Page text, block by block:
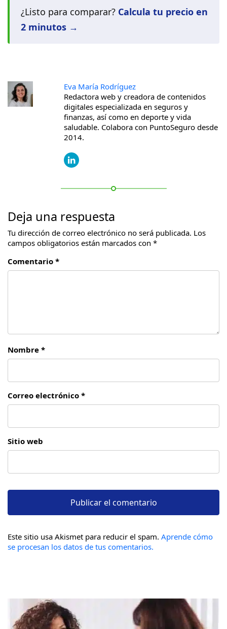
¿Listo para comparar? Calcula tu precio en
2 minutos →
Eva María Rodríguez
Redactora web y creadora de contenidos
digitales especializada en seguros y
finanzas, así como en deporte y vida
saludable. Colabora con PuntoSeguro desde
2014.
Deja una respuesta
Tu dirección de correo electrónico no será publicada. Los
campos obligatorios están marcados con *
Comentario *
Nombre *
Correo electrónico *
Sitio web
Este sitio usa Akismet para reducir el spam. Aprende cómo
se procesan los datos de tus comentarios.